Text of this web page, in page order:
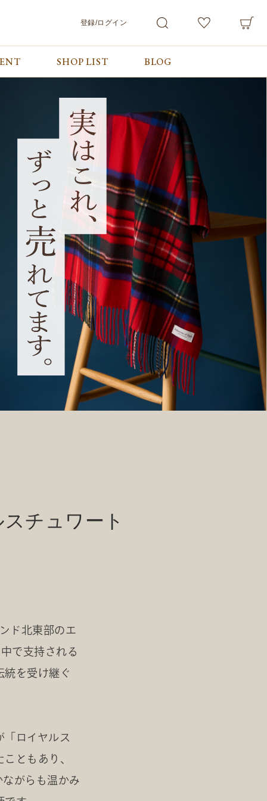
会員サービス
ご利用ガイド/お問合せ
お問合せ
登録/ログイン
検索
SHOP LIST BLOG
チュワート
ド北東部のエ
で支持される
統を受け継ぐ
ロイヤルス
ともあり、
がらも温かみ